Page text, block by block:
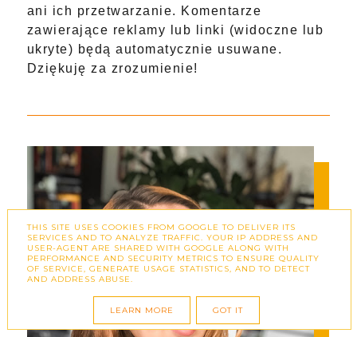
ani ich przetwarzanie. Komentarze
zawierające reklamy lub linki (widoczne lub
ukryte) będą automatycznie usuwane.
Dziękuję za zrozumienie!
THIS SITE USES COOKIES FROM GOOGLE TO DELIVER ITS
SERVICES AND TO ANALYZE TRAFFIC. YOUR IP ADDRESS AND
USER-AGENT ARE SHARED WITH GOOGLE ALONG WITH
PERFORMANCE AND SECURITY METRICS TO ENSURE QUALITY
OF SERVICE, GENERATE USAGE STATISTICS, AND TO DETECT
AND ADDRESS ABUSE.
LEARN MORE GOT IT